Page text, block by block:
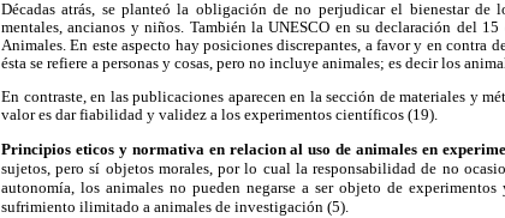
Décadas atrás, se planteó la obligación de no perjudicar el bienestar de
mentales, ancianos y niños. También la UNESCO en su declaración del
Animales. En este aspecto hay posiciones discrepantes, a favor y en
ésta se refiere a personas y cosas, pero no incluye animales; es decir los
En contraste, en las publicaciones aparecen en la sección de materiales y
valor es dar fiabilidad y validez a los experimentos científicos (19).
Principios eticos y normativa en relacion al uso de animales en
sujetos, pero sí objetos morales, por lo cual la responsabilidad de no
autonomía, los animales no pueden negarse a ser objeto de
sufrimiento ilimitado a animales de investigación (5).